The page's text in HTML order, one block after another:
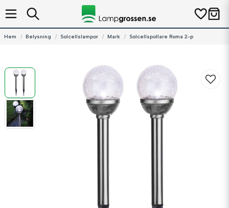
Hem Belysning Solcellslampor Mark Solcellspollare Roma 2-p